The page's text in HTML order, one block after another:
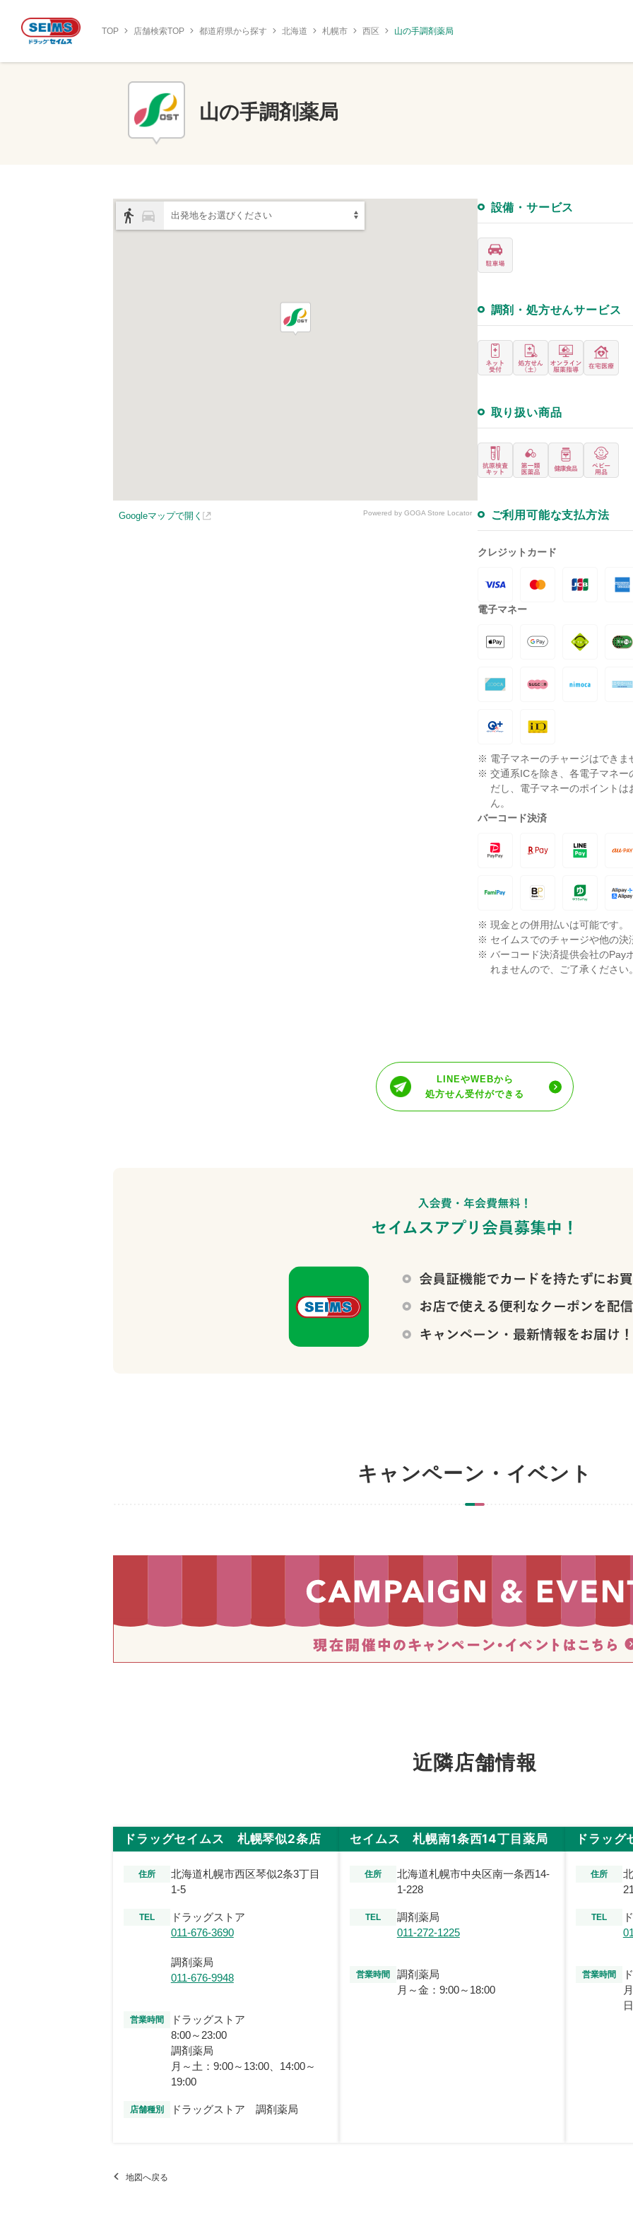
TOP 店舗検索TOP 都道府県から探す 北海道 札幌市 西区 山の手調剤薬局
山の手調剤薬局
出発地をお選びください
Googleマップで開く Powered by GOGA Store Locator
設備・サービス
調剤・処方せんサービス
取り扱い商品
ご利用可能な支払方法
クレジットカード
電子マネー
※ 電子マネーのチャージはできま
※ 交通系ICを除き、各電子マネ
だし、電子マネーのポイント
ん。
バーコード決済
※ 現金との併用払いは可能です。
※ セイムスでのチャージや他の決
※ バーコード決済提供会社のPay
れませんので、ご了承ください。
LINEやWEBから
処方せん受付ができる
キャンペーン・イベント
近隣店舗情報
ドラッグセイムス 札幌琴似2条店
住所
北海道札幌市西区琴似2条3丁目
1-5
TEL
ドラッグストア
011-676-3690
調剤薬局
011-676-9948
営業時間
ドラッグストア
8:00～23:00
調剤薬局
月～土：9:00～13:00、14:00～
19:00
店舗種別 ドラッグストア 調剤薬局
セイムス 札幌南1条西14丁目薬局
住所
北海道札幌市中央区南一条西14-
1-228
TEL
調剤薬局
011-272-1225
営業時間
調剤薬局
月～金：9:00～18:00
ドラッ
住所
21
TEL
営業時間
地図へ戻る